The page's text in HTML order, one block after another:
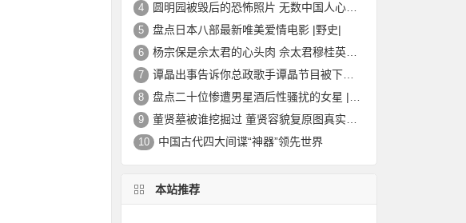
4 圆明园被毁后的恐怖照片 无数中国人心中的痛
5 盘点日本八部最新唯美爱情电影 |野史|
6 杨宗保是佘太君的心头肉 佘太君穆桂英的故事|野史秘闻
7 谭晶出事告诉你总政歌手谭晶节目被下架的真相
8 盘点二十位惨遭男星酒后性骚扰的女星 |野史|
9 董贤墓被谁挖掘过 董贤容貌复原图真实外貌|野史秘闻
10 中国古代四大间谍“神器”领先世界
本站推荐